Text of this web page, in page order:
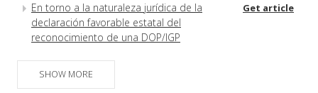
En torno a la naturaleza jurídica de la
declaración favorable estatal del
reconocimiento de una DOP/IGP
Get article
Signos distintivos de calidad para
productos no agrícolas
SHOW MORE